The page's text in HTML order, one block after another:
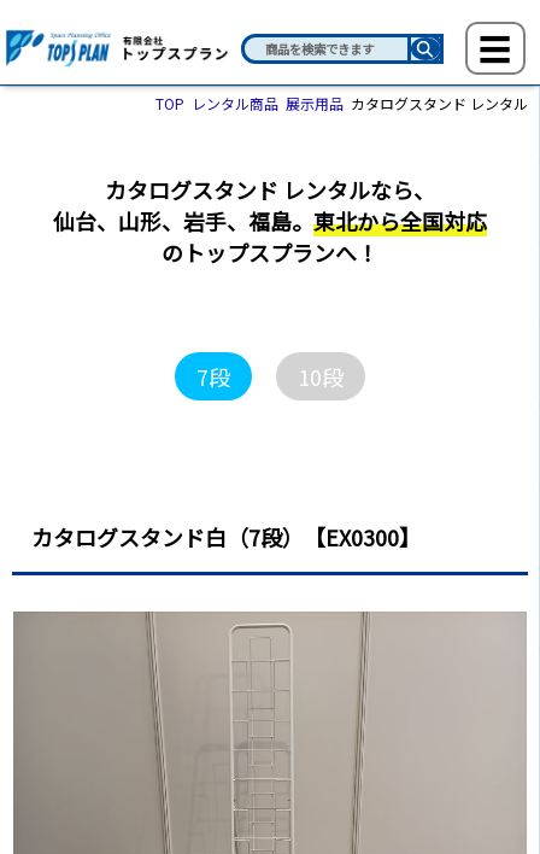
TOP レンタル商品 展示用品 カタログスタンド レンタル
カタログスタンド レンタルなら、
仙台、山形、岩手、福島。 東北から全国対応
のトップスプランへ！
7段
カタログスタンド白（7段） 【EX0300】
10段